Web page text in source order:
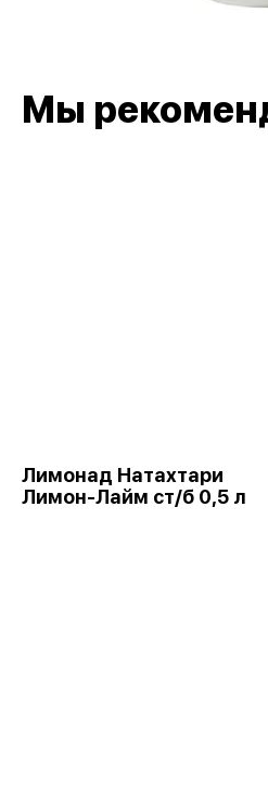
Мы
Лимонад Натахтари
Лимон-Лайм ст/б 0,5 л